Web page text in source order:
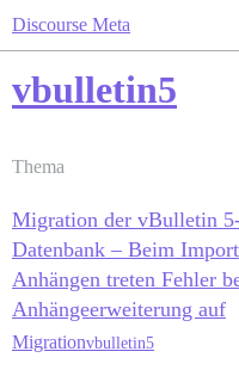
Discourse Meta
vbulletin5
Thema
Migration der vBulletin
Datenbank – Beim
Anhängen treten Fehler
Anhängeerweiterung auf
Migrationvbulletin5